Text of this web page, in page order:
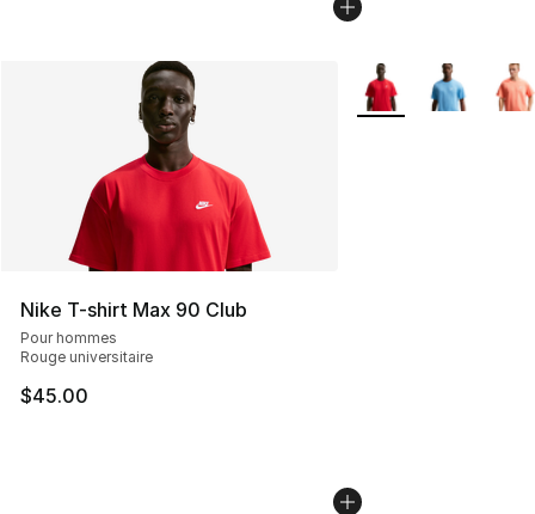
Nike T-shirt Max 90 Club
Pour hommes
Rouge universitaire
$45.00
Plus de couleurs